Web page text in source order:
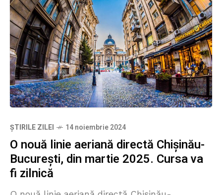
ȘTIRILE ZILEI 14 noiembrie 2024
O nouă linie aeriană directă Chișinău-
București, din martie 2025. Cursa va
fi zilnică